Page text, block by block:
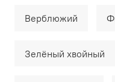
Верблюжий
Зелёный хвойный